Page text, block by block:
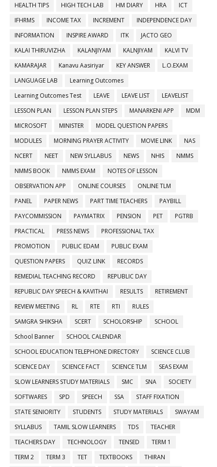
HEALTH TIPS
HIGH TECH LAB HM DIARY HRA
ICT
IFHRMS
INCOME TAX INCREMENT
INDEPENDENCE DAY
INFORMATION
INSPIRE AWARD ITK
JACTO GEO
KALAI THIRUVIZHA
KALANJIYAM KALNJIYAM
KALVI TV
KAMARAJAR
Kanavu Aasiriyar KEY ANSWER
L.O.EXAM
LANGUAGE LAB
Learning Outcomes
Learning Outcomes Test
LEAVE LEAVE LIST
LEAVELIST
LESSON PLAN
LESSON PLAN STEPS MANARKENI APP
MDM
MICROSOFT
MINISTER
MODEL QUESTION PAPERS
MODULES
MORNING PRAYER ACTIVITY MOVIE LINK
NAS
NCERT
NEET NEW SYLLABUS NEWS NHIS
NMMS
NMMS BOOK
NMMS EXAM
NOTES OF LESSON
OBSERVATION APP
ONLINE COURSES
ONLINE TLM
PANEL
PAPER NEWS PART TIME TEACHERS
PAYBILL
PAYCOMMISSION
PAYMATRIX PENSION PET
PGTRB
PRACTICAL
PRESS NEWS
PROFESSIONAL TAX
PROMOTION
PUBLIC EDAM
PUBLIC EXAM
QUESTION PAPERS
QUIZ LINK
RECORDS
REMEDIAL TEACHING RECORD
REPUBLIC DAY
REPUBLIC DAY SPEECH & KAVITHAI
RESULTS
RETIREMENT
REVIEW MEETING
RL RTE RTI
RULES
SAMGRA SHIKSHA
SCERT SCHOLORSHIP
SCHOOL
School Banner
SCHOOL CALENDAR
SCHOOL EDUCATION TELEPHONE DIRECTORY
SCIENCE CLUB
SCIENCE DAY
SCIENCE FACT SCIENCE TLM
SEAS EXAM
SLOW LEARNERS STUDY MATERIALS
SMC SNA
SOCIETY
SOFTWARES
SPD SPEECH SSA
STAFF FIXATION
STATE SENIORITY
STUDENTS STUDY MATERIALS
SWAYAM
SYLLABUS
TAMIL SLOW LEARNERS TDS
TEACHER
TEACHERS DAY
TECHNOLOGY TENSED
TERM 1
TERM 2
TERM 3 TET TEXTBOOKS
THIRAN